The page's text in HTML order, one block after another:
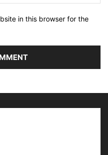
in this browser for the